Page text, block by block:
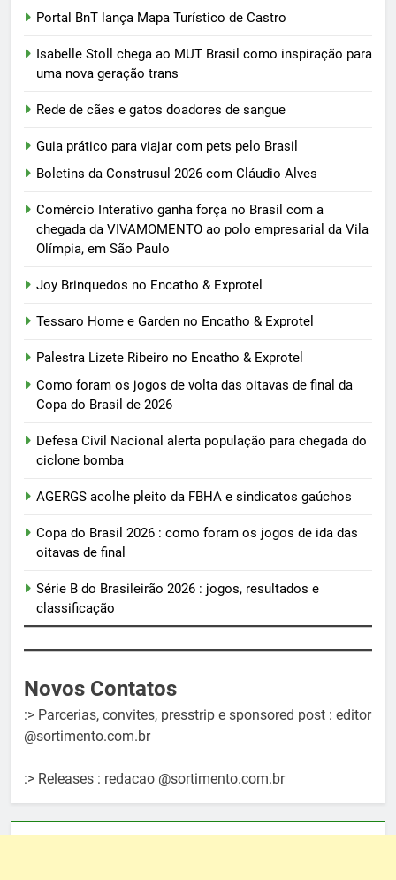
Portal BnT lança Mapa Turístico de Castro
Isabelle Stoll chega ao MUT Brasil como inspiração para
uma nova geração trans
Rede de cães e gatos doadores de sangue
Guia prático para viajar com pets pelo Brasil
Boletins da Construsul 2026 com Cláudio Alves
Comércio Interativo ganha força no Brasil com a
chegada da VIVAMOMENTO ao polo empresarial da Vila
Olímpia, em São Paulo
Joy Brinquedos no Encatho & Exprotel
Tessaro Home e Garden no Encatho & Exprotel
Palestra Lizete Ribeiro no Encatho & Exprotel
Como foram os jogos de volta das oitavas de final da
Copa do Brasil de 2026
Defesa Civil Nacional alerta população para chegada do
ciclone bomba
AGERGS acolhe pleito da FBHA e sindicatos gaúchos
Copa do Brasil 2026 : como foram os jogos de ida das
oitavas de final
Série B do Brasileirão 2026 : jogos, resultados e
classificação
Novos Contatos
:> Parcerias, convites, presstrip e sponsored post : editor
@sortimento.com.br
:> Releases : redacao @sortimento.com.br